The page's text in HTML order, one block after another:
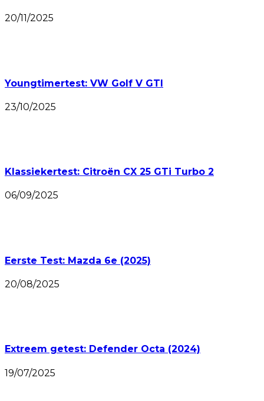
20/11/2025
Youngtimertest: VW Golf V GTI
23/10/2025
Klassiekertest: Citroën CX 25 GTi Turbo 2
06/09/2025
Eerste Test: Mazda 6e (2025)
20/08/2025
Extreem getest: Defender Octa (2024)
19/07/2025